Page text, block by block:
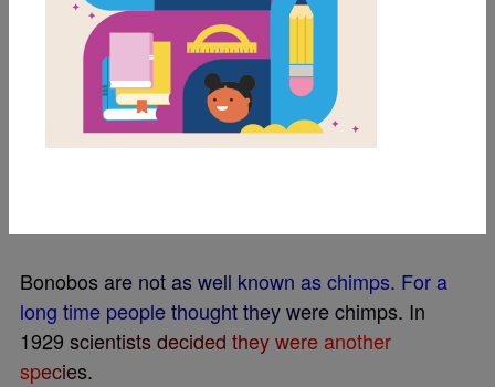
os area eofgre
l fr n placecalle the
efoundin fo estsa swa p
nobosaresimilartochimpanzees.Lik
Bonobos are notas well known as chimps. Fora
long time peoplethoughttheywerechimps. In
1929 scientists decided theywereanother
species.